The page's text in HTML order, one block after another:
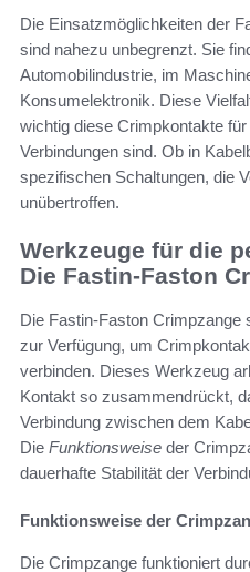
Die Einsatzmöglichkeiten der
sind nahezu unbegrenzt. Sie
Automobilindustrie, im
Konsumelektronik. Diese
wichtig diese Crimpkontakte
Verbindungen sind. Ob in
spezifischen Schaltungen, die
unübertroffen.
Werkzeuge für die
Die Fastin-Faston
Die Fastin-Faston Crimpzange
zur Verfügung, um
verbinden. Dieses Werkzeug
Kontakt so zusammendrückt,
Verbindung zwischen dem
Die Funktionsweise der
dauerhafte Stabilität der
Funktionsweise der
Die Crimpzange funktioniert